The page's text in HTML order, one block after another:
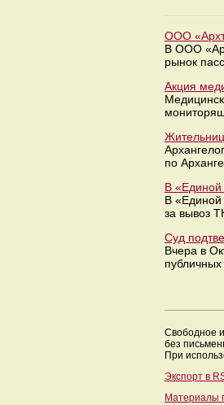
ООО
В ООО
рынок
Акция
по
В «Единой
В «Единой
за вывоз
Суд
Вчера в
Свободное
без
При
Экспорт в
Материалы